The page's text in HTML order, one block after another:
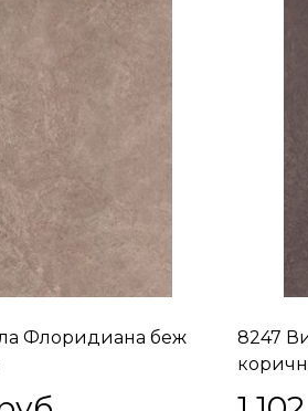
Флоридиана беж
8247